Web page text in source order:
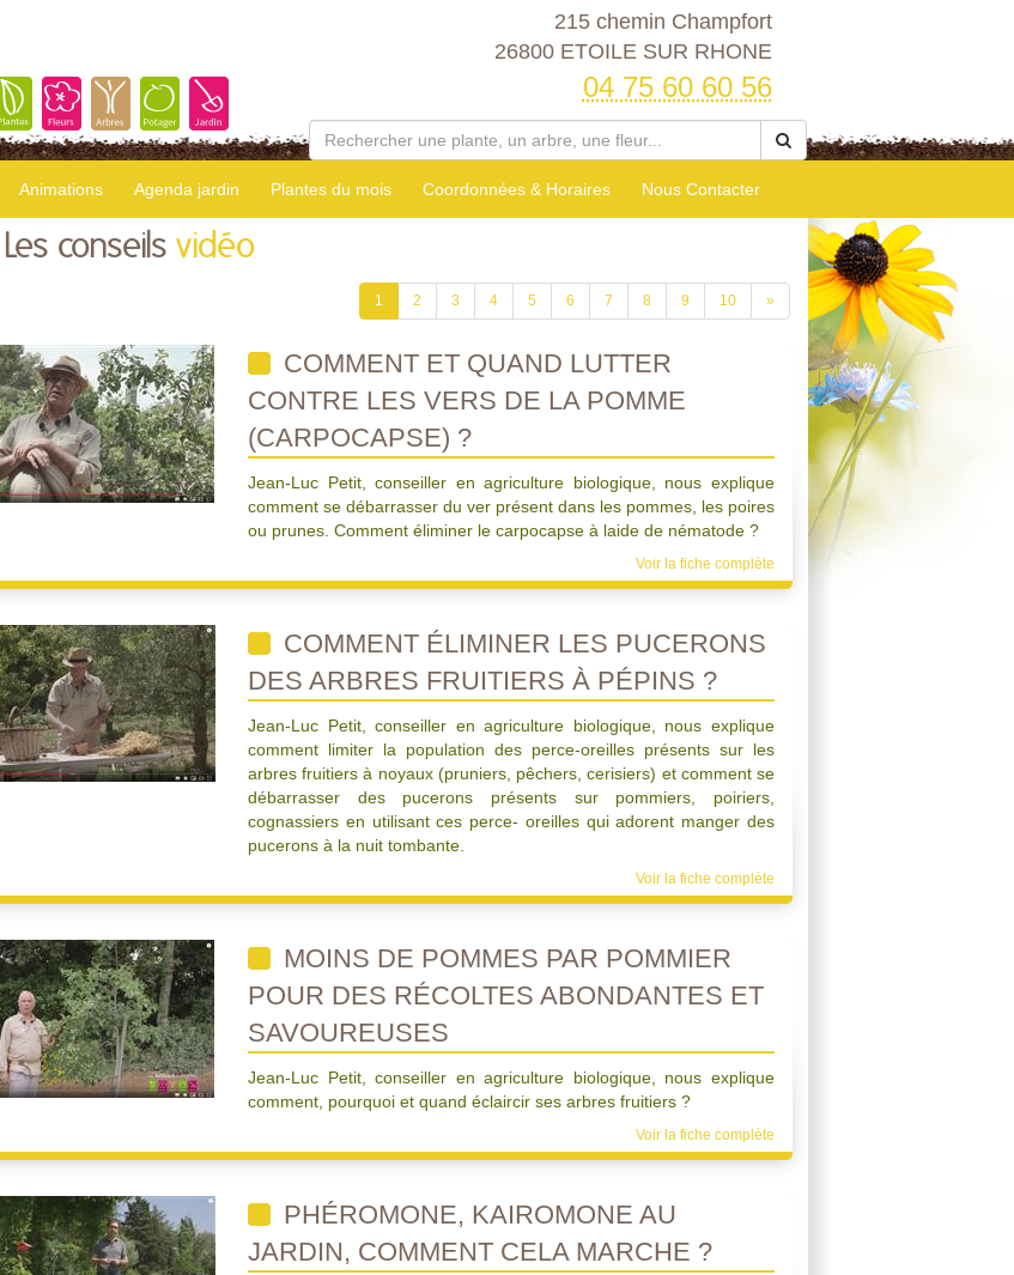
215 chemin Champfort
26800 ETOILE SUR RHONE
04 75 60 60 56
Animations Agenda jardin Plantes du mois Coordonnées & Horaires Nous Contacter
Les conseils vidéo
1 2 3 4 5 6 7 8 9 10 »
COMMENT ET QUAND LUTTER
CONTRE LES VERS DE LA POMME
(CARPOCAPSE) ?
Jean-Luc Petit, conseiller en agriculture biologique, nous explique
comment se débarrasser du ver présent dans les pommes, les poires
ou prunes. Comment éliminer le carpocapse à laide de nématode ?
Voir la fiche complète
COMMENT ÉLIMINER LES PUCERONS
DES ARBRES FRUITIERS À PÉPINS ?
Jean-Luc Petit, conseiller en agriculture biologique, nous explique
comment limiter la population des perce-oreilles présents sur les
arbres fruitiers à noyaux (pruniers, pêchers, cerisiers) et comment se
débarrasser des pucerons présents sur pommiers, poiriers,
cognassiers en utilisant ces perce- oreilles qui adorent manger des
pucerons à la nuit tombante.
Voir la fiche complète
MOINS DE POMMES PAR POMMIER
POUR DES RÉCOLTES ABONDANTES ET
SAVOUREUSES
Jean-Luc Petit, conseiller en agriculture biologique, nous explique
comment, pourquoi et quand éclaircir ses arbres fruitiers ?
Voir la fiche complète
PHÉROMONE, KAIROMONE AU
JARDIN, COMMENT CELA MARCHE ?